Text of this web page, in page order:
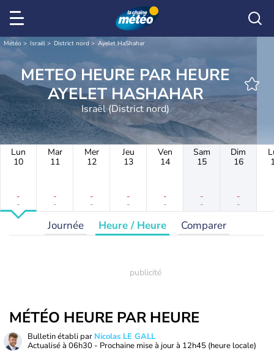
Météo Israël District nord Ayelet HaShahar
METEO HEURE PAR HEURE
AYELET HASHAHAR
Israël (District nord)
Lun
10
-
-
Mar
11
-
-
Mer
12
-
-
Jeu
13
-
-
Ven
14
-
-
Sam
15
-
-
Dim
16
-
-
Journée Heure / Heure Comparer
MÉTÉO HEURE PAR HEURE
Bulletin établi par Nicolas LE GALL
Actualisé à 06h30 - Prochaine mise à jour à 12h45 (heure locale)